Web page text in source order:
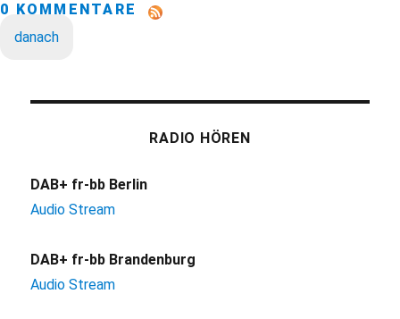
0 KOMMENTARE
danach
RADIO HÖREN
DAB+ fr-bb Berlin
Audio Stream
DAB+ fr-bb Brandenburg
Audio Stream